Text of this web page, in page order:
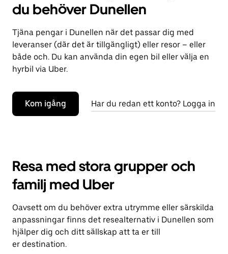
du behöver Dunellen
Tjäna pengar i Dunellen när det passar dig med
leveranser (där det är tillgängligt) eller resor – eller
både och. Du kan använda din egen bil eller välja en
hyrbil via Uber.
Kom igång Har du redan ett konto? Logga in
Resa med stora grupper och
familj med Uber
Oavsett om du behöver extra utrymme eller särskilda
anpassningar finns det resealternativ i Dunellen som
hjälper dig och ditt sällskap att ta er till
er destination.